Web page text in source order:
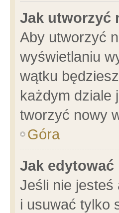
Jak utworzyć
Aby utworzyć
wyświetlaniu
wątku
każdym dziale
tworzyć nowy
Góra
Jak
Jeśli nie jesteś
i usuwać tylko